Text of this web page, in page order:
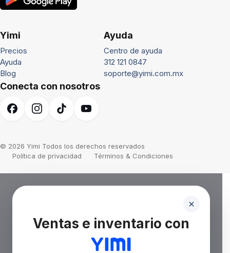
Yimi
Precios
Ayuda
Blog
Ayuda
Centro de ayuda
312 121 0847
soporte@yimi.com.mx
Conecta con nosotros
© 2026 Yimi Todos los derechos reservados
Política de privacidad
Términos & Condiciones
Ventas e inventario con